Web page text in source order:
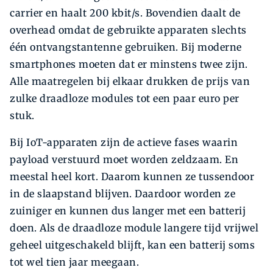
carrier en haalt 200 kbit/s. Bovendien daalt de
overhead omdat de gebruikte apparaten slechts
één ontvangstantenne gebruiken. Bij moderne
smartphones moeten dat er minstens twee zijn.
Alle maatregelen bij elkaar drukken de prijs van
zulke draadloze modules tot een paar euro per
stuk.
Bij IoT-apparaten zijn de actieve fases waarin
payload verstuurd moet worden zeldzaam. En
meestal heel kort. Daarom kunnen ze tussendoor
in de slaapstand blijven. Daardoor worden ze
zuiniger en kunnen dus langer met een batterij
doen. Als de draadloze module langere tijd vrijwel
geheel uitgeschakeld blijft, kan een batterij soms
tot wel tien jaar meegaan.